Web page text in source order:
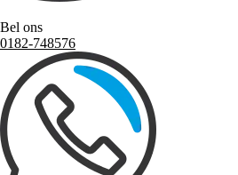
Bel ons
0182-748576